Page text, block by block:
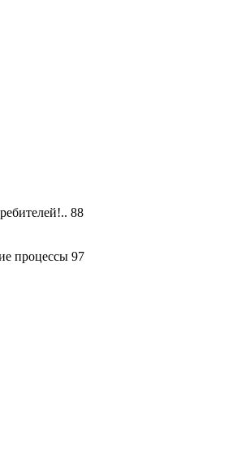
88
процессы 97